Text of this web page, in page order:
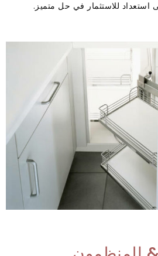
استعداد للاستثمار في حل متميز.